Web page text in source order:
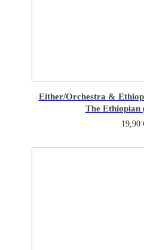
Either/Orchestra &
The Ethiopian
19,90